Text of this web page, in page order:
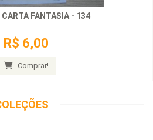
CARTA FANTASIA - 134
R$ 6,00
Comprar!